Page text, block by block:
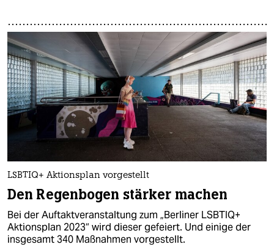
LSBTIQ+ Aktionsplan vorgestellt
Den Regenbogen stärker machen
Bei der Auftaktveranstaltung zum „Berliner LSBTIQ+
Aktionsplan 2023“ wird dieser gefeiert. Und einige der
insgesamt 340 Maßnahmen vorgestellt.